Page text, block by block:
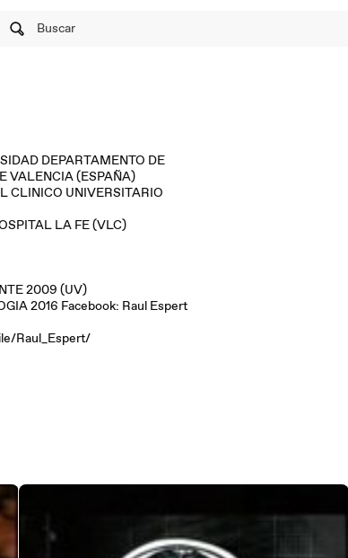
Buscar
DE
CLINICO UNIVERSITARIO
LA FE (VLC)
REMIO A LA EXCELENCIA DOCENTE 2009 (UV)
2016 Facebook: Raul Espert
Raul_Espert/